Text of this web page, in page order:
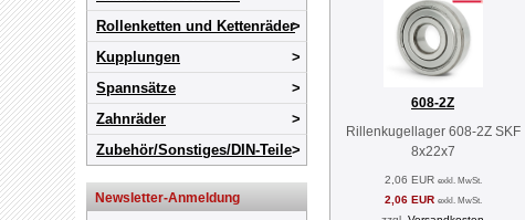
Rollenketten und Kettenräder
Kupplungen
Spannsätze
Zahnräder
Zubehör/Sonstiges/DIN-Teile
Newsletter-Anmeldung
608-2Z
Rillenkugellager 608-2Z SKF
8x22x7
2,06 EUR exkl. MwSt.
2,06 EUR exkl. MwSt.